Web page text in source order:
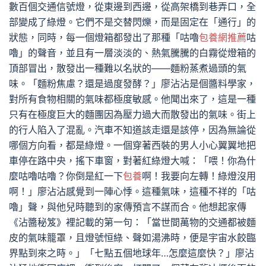
數百個交通信號燈，從東邊到西邊，從高架橋到巷弄口，全
部變成了綠燈。它們不是交替閃爍，而是固定在「通行」的
狀態，同時，每一個燈箱都發出了那種「咕嚕包養網推薦咕
嚕」的聲音，並且有一層淡淡的、熱氣騰騰的白霧從燈箱的
頂部冒出，散發出一種難以名狀的——麵粉蒸煮過頭的氣
味。「麵粉焦慮？還是過度發酵？」廖沾沾是個醬料學家，
對所有食物相關的氣味都極度敏感。他聞出來了，這是一種
只有在極度巨大的麵團因為壓力過大而散發出的氣味。街上
的行人陷入了混亂。汽車不知道該走還是該停，因為無論從
哪個方向看，都是綠燈。一個穿著西裝的男人小心翼翼地把
車停在路中央，搖下車窗，對著紅綠燈大喊：「喂！你為什
麼咕嚕咕嚕？你倒是紅一下包養啊！我要向左轉！綠燈沒用
啊！」廖沾沾感覺到一陣心悸。這種氣味，這種不祥的「咕
嚕」聲，與他兒時聽到的家傳預言不謀而合。他想起家傳
《沾醬秘笈》裡記載的第一句：「當世間萬物的交通都被麵
皮的氣味籠罩，且燈號恒綠、聲如湯沸時，便是宇宙水餃臨
界點到來之時。」「七點五個地球年…怎麼這麼快？」廖沾